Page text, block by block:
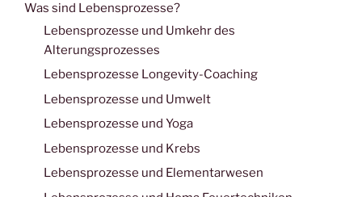
Was sind Lebensprozesse?
Lebensprozesse und Umkehr des
Alterungsprozesses
Lebensprozesse Longevity-Coaching
Lebensprozesse und Umwelt
Lebensprozesse und Yoga
Lebensprozesse und Krebs
Lebensprozesse und Elementarwesen